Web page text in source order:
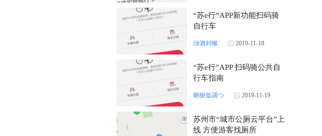
“苏e行”APP新功能扫码骑
自行车
浊酒封喉 2019-11-18
“苏e行”APP 扫码骑公共自
行车指南
爺狠低调つ 2019-11-19
苏州市“城市公厕云平台”上
线 方便游客找厕所